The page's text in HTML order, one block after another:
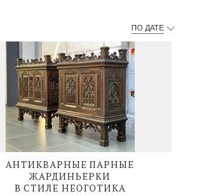
ПО ДАТЕ
АНТИКВАРНЫЕ ПАРНЫЕ
ЖАРДИНЬЕРКИ
В СТИЛЕ НЕОГОТИКА